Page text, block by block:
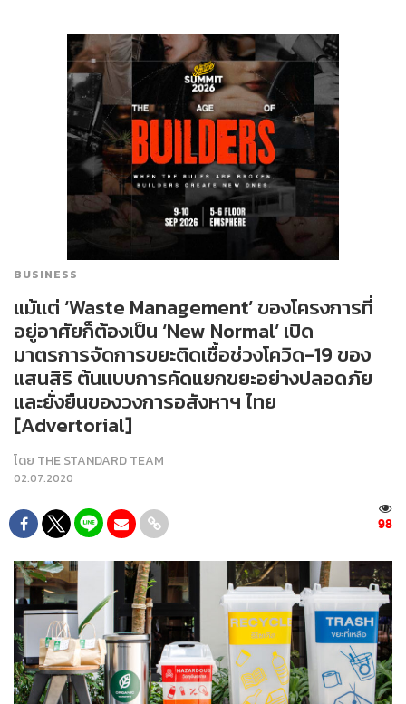
BUSINESS
แม้แต่ ‘Waste Management’ ของโครงการที่
อยู่อาศัยก็ต้องเป็น ‘New Normal’ เปิด
มาตรการจัดการขยะติดเชื้อช่วงโควิด-19 ของ
แสนสิริ ต้นแบบการคัดแยกขยะอย่างปลอดภัย
และยั่งยืนของวงการอสังหาฯ ไทย
[Advertorial]
โดย THE STANDARD TEAM
02.07.2020
98